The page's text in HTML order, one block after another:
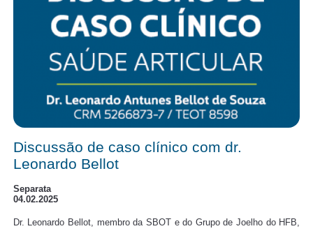
Discussão de caso clínico com dr.
Leonardo Bellot
Separata
04.02.2025
Dr. Leonardo Bellot, membro da SBOT e do Grupo de Joelho do HFB,